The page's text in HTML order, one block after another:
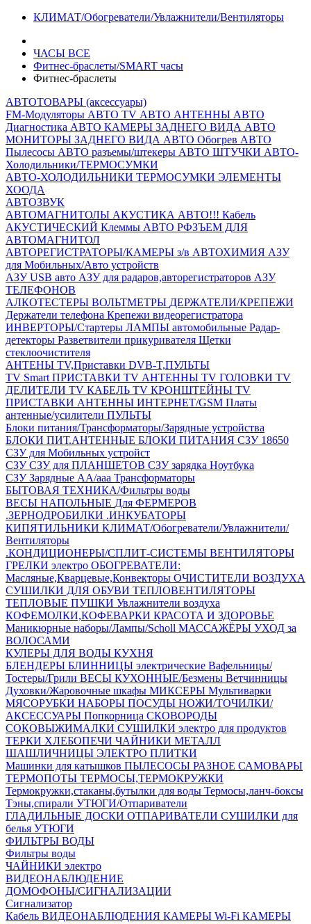
КЛИМАТ/Обогреватели/Увлажнители/Вентиляторы
ЧАСЫ ВСЕ
Фитнес-браслеты/SMART часы
Фитнес-браслеты
АВТОТОВАРЫ (аксессуары)
FM-Модуляторы АВТО TV АВТО АНТЕННЫ АВТО
Диагностика АВТО КАМЕРЫ ЗАДНЕГО ВИДА АВТО
МОНИТОРЫ ЗАДНЕГО ВИДА АВТО Обогрев АВТО
Пылесосы АВТО разъемы/штекеры АВТО ШТУЧКИ АВТО-
Холодильники/ТЕРМОСУМКИ
АВТО-ХОЛОДИЛЬНИКИ ТЕРМОСУМКИ ЭЛЕМЕНТЫ
ХООДА
АВТОЗВУК
АВТОМАГНИТОЛЫ АКУСТИКА АВТО!!! Кабель
АКУСТИЧЕСКИЙ Клеммы АВТО РФЗЪЕМ ДЛЯ
АВТОМАГНИТОЛ
АВТОРЕГИСТРАТОРЫ/КАМЕРЫ з/в АВТОХИМИЯ АЗУ
для Мобильных/Авто устройств
АЗУ USB авто АЗУ для радаров,авторегистраторов АЗУ
ТЕЛЕФОНОВ
АЛКОТЕСТЕРЫ ВОЛЬТМЕТРЫ ДЕРЖАТЕЛИ/КРЕПЕЖИ
Держатели телефона Крепежи видеорегистратора
ИНВЕРТОРЫ/Стартеры ЛАМПЫ автомобильные Радар-
детекторы Разветвители прикуривателя Щетки
стеклоочистителя
АНТЕНЫ ТV,Приставки DVB-T,ПУЛЬТЫ
TV Smart ПРИСТАВКИ TV АНТЕННЫ TV ГОЛОВКИ TV
ДЕЛИТЕЛИ TV КАБЕЛЬ TV КРОНШТЕЙНЫ TV
ПРИСТАВКИ АНТЕННЫ ИНТЕРНЕТ/GSM Платы
антенные/усилители ПУЛЬТЫ
Блоки питания/Трансформаторы/Зарядные устройства
БЛОКИ ПИТ.АНТЕННЫЕ БЛОКИ ПИТАНИЯ СЗУ 18650
СЗУ для Мобильных устройст
СЗУСЗУ для ПЛАНШЕТОВ СЗУ зарядка Ноутбука
СЗУ Зарядные АА/ааа Трансформаторы
БЫТОВАЯ ТЕХНИКА/Фильтры воды
ВЕСЫ НАПОЛЬНЫЕ Для ФЕРМЕРОВ
.ЗЕРНОДРОБИЛКИ .ИНКУБАТОРЫ
КИПЯТИЛЬНИКИ КЛИМАТ/Обогреватели/Увлажнители/
Вентиляторы
.КОНДИЦИОНЕРЫ/СПЛИТ-СИСТЕМЫ ВЕНТИЛЯТОРЫ
ГРЕЛКИ электро ОБОГРЕВАТЕЛИ:
Масляные,Кварцевые,Конвекторы ОЧИСТИТЕЛИ ВОЗДУХА
СУШИЛКИ ДЛЯ ОБУВИ ТЕПЛОВЕНТИЛЯТОРЫ
ТЕПЛОВЫЕ ПУШКИ Увлажнители воздуха
КОФЕМОЛКИ,КОФЕВАРКИ КРАСОТА И ЗДОРОВЬЕ
Маникюрные наборы/Лампы/Scholl МАССАЖЁРЫ УХОД за
ВОЛОСАМИ
КУЛЕРЫ ДЛЯ ВОДЫ КУХНЯ
БЛЕНДЕРЫ БЛИННИЦЫ электрические Вафельницы/
Тостеры/Грили ВЕСЫ КУХОННЫЕ/Безмены Ветчинницы
Духовки/Жаровочные шкафы МИКСЕРЫ Мультиварки
МЯСОРУБКИ НАБОРЫ ПОСУДЫ НОЖИ/ТОЧИЛКИ/
АКСЕССУАРЫ Попкорница СКОВОРОДЫ
СОКОВЫЖИМАЛКИ СУШИЛКИ электро для продуктов
ТЕРКИ ХЛЕБОПЕЧИ ЧАЙНИКИ МЕТАЛЛ
ШАШЛИЧНИЦЫ ЭЛЕКТРО ПЛИТКИ
Машинки для катышков ПЫЛЕСОСЫ РАЗНОЕ САМОВАРЫ
ТЕРМОПОТЫ ТЕРМОСЫ,ТЕРМОКРУЖКИ
Термокружки,стаканы,бутылки для воды Термосы,ланч-боксы
Тэны,спирали УТЮГИ/Отпариватели
ГЛАДИЛЬНЫЕ ДОСКИ ОТПАРИВАТЕЛИ СУШИЛКИ для
белья УТЮГИ
ФИЛЬТРЫ ВОДЫ
Фильтры воды
ЧАЙНИКИ электро
ВИДЕОНАБЛЮДЕНИЕ
ДОМОФОНЫ/СИГНАЛИЗАЦИИ
Сигнализатор
Кабель ВИДЕОНАБЛЮДЕНИЯ КАМЕРЫ Wi-Fi КАМЕРЫ